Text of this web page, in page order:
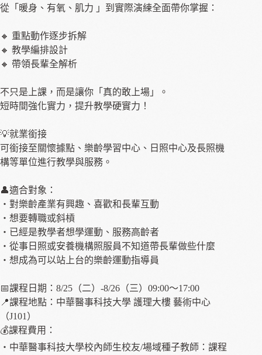
從「暖身、有氧、肌力 」到實際演練全面帶你掌握：
🔸 重點動作逐步拆解
🔸 教學編排設計
🔸 帶領長輩全解析
不只是上課，而是讓你「真的敢上場」。
短時間強化實力，提升教學硬實力！
💡就業銜接
可銜接至關懷據點、樂齡學習中心、日照中心及長照機
構等單位進行教學與服務。
👤適合對象：
・對樂齡產業有興趣、喜歡和長輩互動
・想要轉職或斜槓
・已經是教學者想學運動、服務高齡者
・從事日照或安養機構照服員不知道帶長輩做些什麼
・想成為可以站上台的樂齡運動指導員
📅課程日期：8/25（二）-8/26（三）09:00～17:00
📍課程地點：中華醫事科技大學 護理大樓 藝術中心
（J101）
💰課程費用：
・中華醫事科技大學校內師生校友/場域種子教師：課程